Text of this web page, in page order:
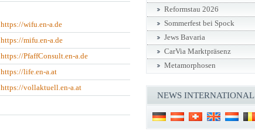
https://wifu.en-a.de
https://mifu.en-a.de
https://PfaffConsult.en-a.de
https://life.en-a.at
https://vollaktuell.en-a.at
Reformstau 2026
Sommerfest bei Spock
Jews Bavaria
CarVia Marktpräsenz
Metamorphosen
NEWS INTERNATIONAL